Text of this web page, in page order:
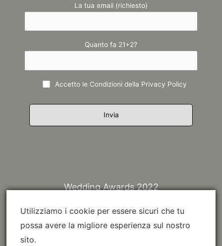
La tua email (richiesto)
Quanto fa 21+2?
Accetto le Condizioni della Privacy Policy
Wedding Awards 2022
Utilizziamo i cookie per essere sicuri che tu
possa avere la migliore esperienza sul nostro
sito.